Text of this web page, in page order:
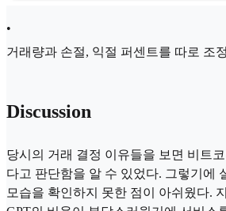
•
거래량과 손절, 익절 퍼센트를 따로 조
Discussion
당시의 거래 결정 이유들을 보면 비트
다고 판단함을 알 수 있었다. 그렇기에
모습을 확인하지 못한 점이 아쉬웠다.